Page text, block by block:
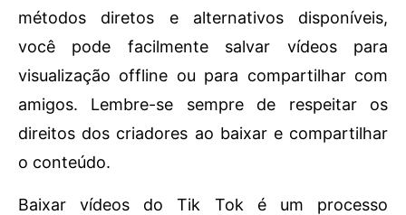
métodos diretos e alternativos disponíveis,
você pode facilmente salvar vídeos para
visualização offline ou para compartilhar com
amigos. Lembre-se sempre de respeitar os
direitos dos criadores ao baixar e compartilhar
o conteúdo.
Baixar vídeos do Tik Tok é um processo